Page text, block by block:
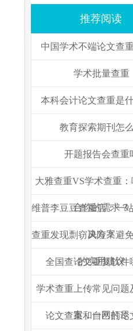
推荐阅读
中国学术不端论文查
学术批量查重
本科会计论文查重是
教育探索期刊怎
开题报告会查重
大雅查重VS学术查重
合你的需求？
维普李豆豆查重店：一
决方案
查重发现剽窃风险？避
的实用建议
全国查论文重复软件
学术查重上传常见问题
案，一网打尽
论文查重和自己的论